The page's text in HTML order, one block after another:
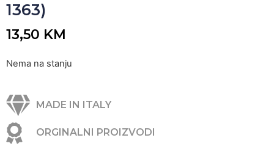
1363)
13,50 KM
Nema na stanju
MADE IN ITALY
ORGINALNI PROIZVODI